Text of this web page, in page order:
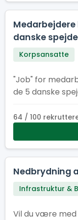
danske
Korpsansatte
"Job" for
de 5 danske
64 / 100
Nedbrydning
Infrastruktur &
Vil du være